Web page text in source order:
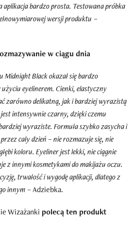
aplikacja bardzo prosta. Testowana próbka
wersji produktu –
w ciągu dnia
Midnight Black okazał się bardzo
eyelinerem. Cienki, elastyczny
zarówno delikatną, jak i bardziej wyrazistą
intensywnie czarny, dzięki czemu
wyraziste. Formuła szybko zasycha i
cały dzień – nie rozmazuje się, nie
koloru. Eyeliner jest lekki, nie ciągnie
z innymi kosmetykami do makijażu oczu.
trwałość i wygodę aplikacji, dlatego z
innym – Adziebka.
Wizażanki polecą ten produkt